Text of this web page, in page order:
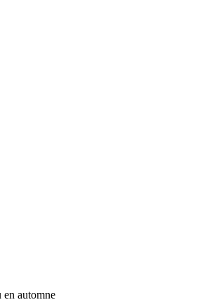
en automne